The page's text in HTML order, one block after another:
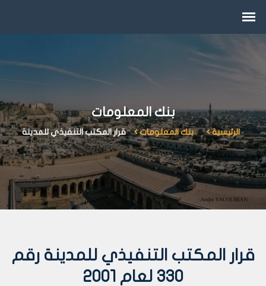
بنك المعلومات
الرئيسية بنك المعلومات قرار المكتب التنفيذي للمدينة
قرار المكتب التنفيذي للمدينة رقم
330 لعام 2001